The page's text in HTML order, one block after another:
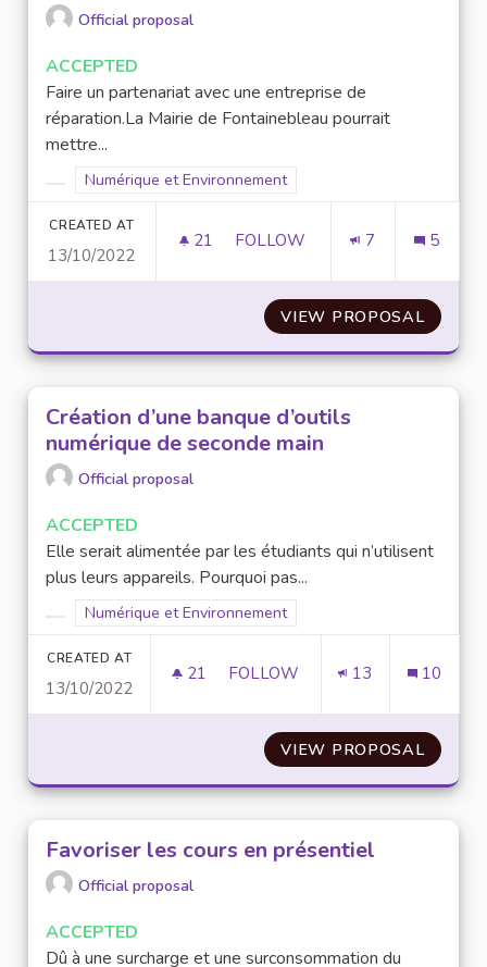
Official proposal
ACCEPTED
Faire un partenariat avec une entreprise de
réparation.La Mairie de Fontainebleau pourrait
mettre...
Filter results for category:
Filter results for scope: Numérique et Environnement
Numérique et Environnement
CREATED AT
13/10/2022
21 21 FOLLOWERS
FOLLOW 7 5
VIEW PROPOSAL
Création d’une banque d’outils
numérique de seconde main
Official proposal
ACCEPTED
Elle serait alimentée par les étudiants qui n’utilisent
plus leurs appareils. Pourquoi pas...
Filter results for category:
Filter results for scope: Numérique et Environnement
Numérique et Environnement
CREATED AT
13/10/2022
21 21 FOLLOWERS
FOLLOW 13 10
VIEW PROPOSAL
Favoriser les cours en présentiel
Official proposal
ACCEPTED
Dû à une surcharge et une surconsommation du